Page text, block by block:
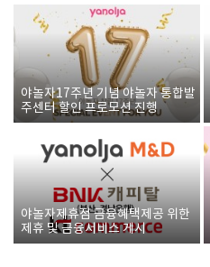
야놀자17주년 기념 야놀자 통합발
주센터 할인 프로모션 진행
야놀자제휴점 금융혜택제공 위한
제휴 및 금융서비스 게시